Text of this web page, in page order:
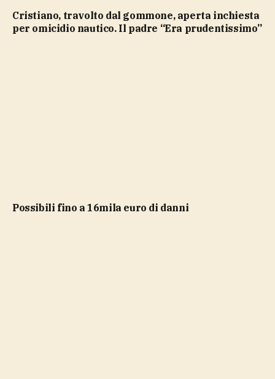
Cristiano, travolto dal gommone, aperta inchiesta
per omicidio nautico. Il padre “Era prudentissimo”
possibili fino a 16mila euro di danni